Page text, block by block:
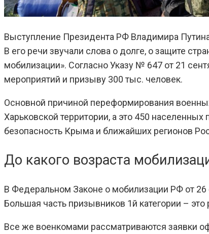
Выступление Президента РФ Владимира
В его речи звучали слова о долге, о защите
мобилизации». Согласно Указу № 647 от 21
мероприятий и призыву 300 тыс. человек.
Основной причиной переформирования
Харьковской территории, а это 450
безопасность Крыма и ближайших регионов
До какого возраста
В Федеральном Законе о мобилизации РФ от 26
Большая часть призывников 1й категории –
Все же военкомами рассматриваются заявки